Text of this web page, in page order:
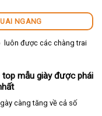
NGANG
luôn được các chàng trai
mẫu giày được phái
càng tăng về cả số